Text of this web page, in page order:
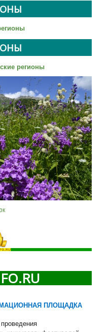
регионы
ПЛОЩАДКА